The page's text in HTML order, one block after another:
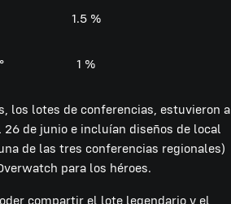
1.5 %
1 %
los lotes de conferencias, estuvieron a
de junio e incluían diseños de local
de las tres conferencias regionales)
para los héroes.
compartir el lote legendario y el